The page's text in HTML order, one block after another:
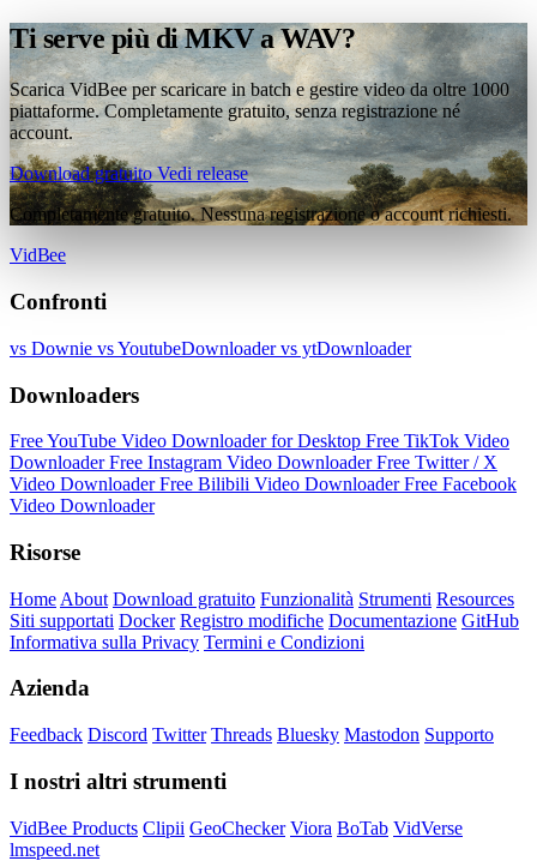
Ti serve più di MKV a WAV?
Scarica VidBee per scaricare in batch e gestire video da oltre 1000
piattaforme. Completamente gratuito, senza registrazione né
account.
Download gratuitoVedi release
Completamente gratuito. Nessuna registrazione o account richiesti.
VidBee
Confronti
vs Downie vs YoutubeDownloadervs ytDownloader
Downloaders
Free YouTube Video Downloader for Desktop Free TikTok Video
DownloaderFree Instagram Video DownloaderFree Twitter / X
Video DownloaderFree Bilibili Video DownloaderFree Facebook
Video Downloader
Risorse
Home About Download gratuito Funzionalità Strumenti Resources
Siti supportati Docker Registro modifiche Documentazione GitHub
Informativa sulla Privacy Termini e Condizioni
Azienda
Feedback Discord Twitter Threads Bluesky Mastodon Supporto
I nostri altri strumenti
VidBee Products Clipii GeoChecker Viora BoTab VidVerse
lmspeed.net